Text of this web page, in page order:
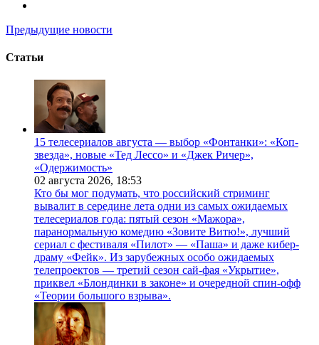
Предыдущие новости
Статьи
15 телесериалов августа — выбор «Фонтанки»: «Коп-
звезда», новые «Тед Лессо» и «Джек Ричер»,
«Одержимость»
02 августа 2026, 18:53
Кто бы мог подумать, что российский стриминг
вывалит в середине лета одни из самых ожидаемых
телесериалов года: пятый сезон «Мажора»,
паранормальную комедию «Зовите Витю!», лучший
сериал с фестиваля «Пилот» — «Паша» и даже кибер-
драму «Фейк». Из зарубежных особо ожидаемых
телепроектов — третий сезон сай-фая «Укрытие»,
приквел «Блондинки в законе» и очередной спин-офф
«Теории большого взрыва».